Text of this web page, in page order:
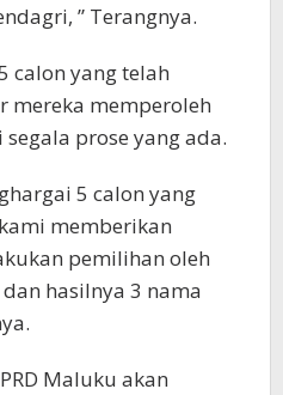
” Terangnya.
calon yang telah
mereka memperoleh
prose yang ada.
5 calon yang
memberikan
pemilihan oleh
hasilnya 3 nama
Maluku akan